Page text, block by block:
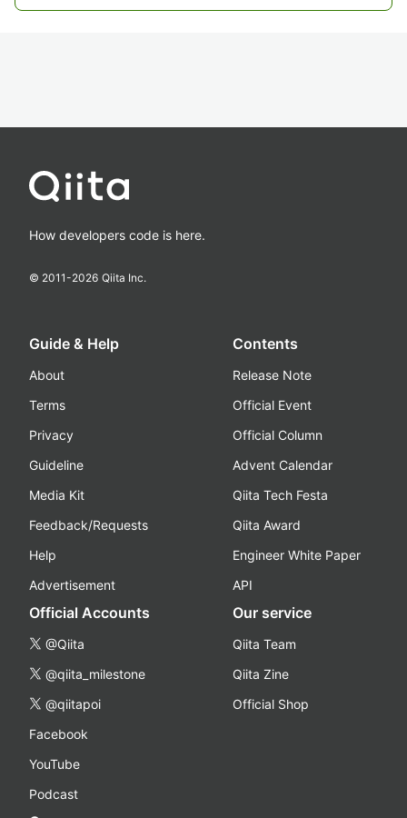
How developers code is here.
© 2011-2026 Qiita Inc.
Guide & Help
About
Terms
Privacy
Guideline
Media Kit
Feedback/Requests
Help
Advertisement
Contents
Release Note
Official Event
Official Column
Advent Calendar
Qiita Tech Festa
Qiita Award
Engineer White Paper
API
Official Accounts
@Qiita
@qiita_milestone
@qiitapoi
Facebook
YouTube
Podcast
Our service
Qiita Team
Qiita Zine
Official Shop